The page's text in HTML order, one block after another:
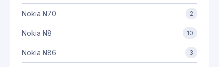
Nokia N70 2
Nokia N8 10
Nokia N86 3